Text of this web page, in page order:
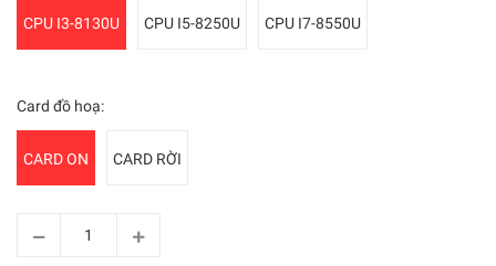
CPU I3-8130U CPU I5-8250U CPU I7-8550U
Card đồ hoạ:
CARD ON CARD RỜI